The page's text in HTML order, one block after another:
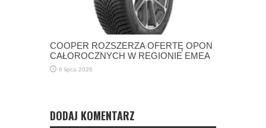
COOPER ROZSZERZA OFERTĘ OPON
CAŁOROCZNYCH W REGIONIE EMEA
6 lipca 2026
DODAJ KOMENTARZ